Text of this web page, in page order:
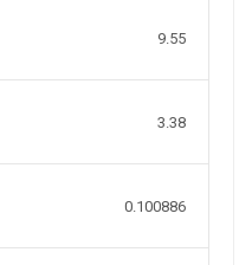
9.55
3.38
0.100886